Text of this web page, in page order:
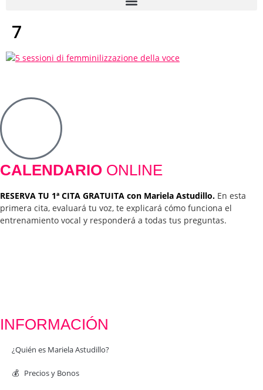
7
CALENDARIO ONLINE
RESERVA TU 1ª CITA GRATUITA con Mariela Astudillo. En esta
primera cita, evaluará tu voz, te explicará cómo funciona el
entrenamiento vocal y responderá a todas tus preguntas.
INFORMACIÓN
¿Quién es Mariela Astudillo?
💰 Precios y Bonos